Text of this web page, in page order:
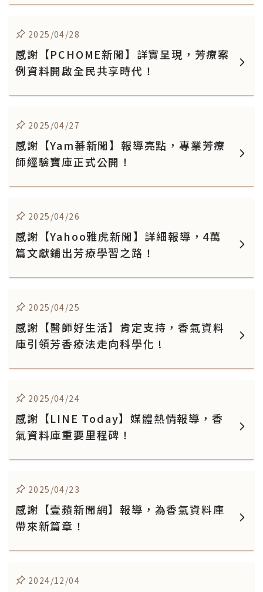
2025/04/28
感謝【PCHOME新聞】詳實呈現，芳療案
例資料開啟全民共享時代！
2025/04/27
感謝【Yam蕃新聞】報導亮點，專業芳療
師經驗寶庫正式公開！
2025/04/26
感謝【Yahoo雅虎新聞】詳細報導，4萬
篇文獻鋪出芳療學習之路！
2025/04/25
感謝【醫師好生活】肯定支持，香氣資料
庫引領芳香療法走向科學化 !
2025/04/24
感謝【LINE Today】媒體熱情報導，香
氣資料庫重要里程碑！
2025/04/23
感謝【壹蘋新聞網】報導，為香氣資料庫
帶來新篇章！
2024/12/04